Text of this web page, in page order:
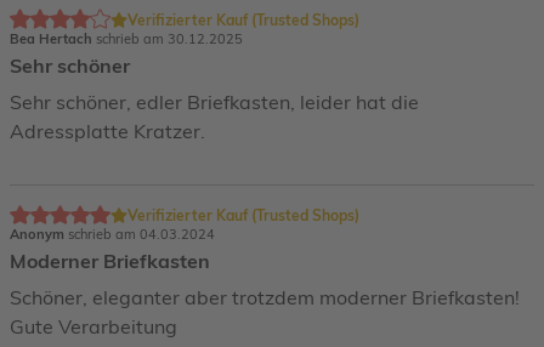
Bea Hertach schrieb am 30.12.2025
Verifizierter Kauf (Trusted Shops)
Sehr schöner
Sehr schöner, edler Briefkasten, leider hat die
Adressplatte Kratzer.
Anonym schrieb am 04.03.2024
Verifizierter Kauf (Trusted Shops)
Moderner Briefkasten
Schöner, eleganter aber trotzdem moderner Briefkasten!
Gute Verarbeitung